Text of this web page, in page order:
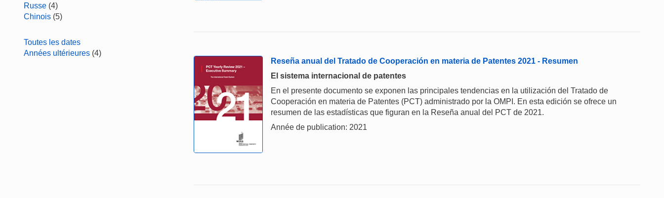
Russe (4)
Chinois (5)
Toutes les dates
Années ultérieures (4)
Reseña anual del Tratado de Cooperación en materia de Patentes 2021 - Resumen
El sistema internacional de patentes
En el presente documento se exponen las principales tendencias en la utilización del Tratado de
Cooperación en materia de Patentes (PCT) administrado por la OMPI. En esta edición se ofrece un
resumen de las estadísticas que figuran en la Reseña anual del PCT de 2021.
Année de publication: 2021